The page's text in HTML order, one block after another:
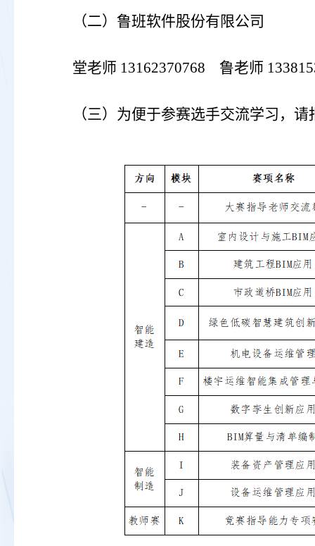
（二） 鲁班软件股份有限公司
堂老师 13162370768 鲁老师
（三） 为便于参赛选手交流学习，